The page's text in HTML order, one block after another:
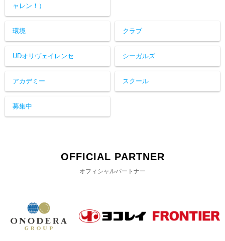
ャレン！）
環境 クラブ
UDオリヴェイレンセ シーガルズ
アカデミー スクール
募集中
OFFICIAL PARTNER
オフィシャルパートナー